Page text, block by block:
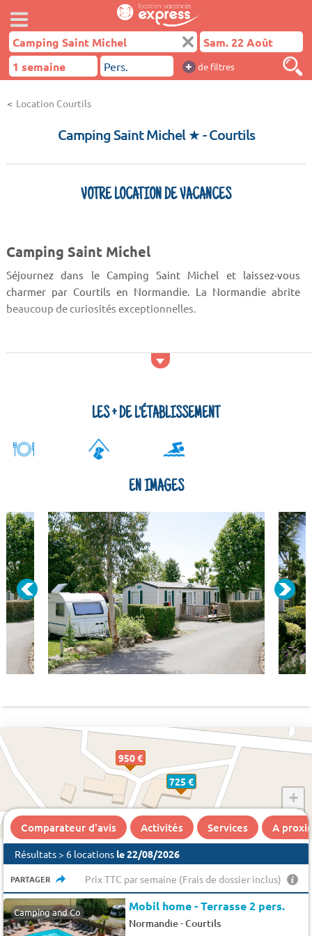
+ de filtres
Location Courtils
Camping Saint Michel ★- Courtils
VOTRE LOCATION DE VACANCES
Camping Saint Michel
Séjournez dans le Camping Saint Michel et laissez-vous
charmer par Courtils en Normandie. La Normandie abrite
beaucoup de curiosités exceptionnelles.
Pour les adeptes du sport, il sera possible de vous adonner au
la nage pourront aller se défouler dans la piscine chauffée. Le
LES + DE L'ÉTABLISSEMENT
EN IMAGES
725 €
950 €
+
−
Comparateur d'avis Activités Services A
Résultats > 6 locations le 22/08/2026
PARTAGER Prix TTC par semaine (Frais de dossier inclus)
Camping and Co Mobil home - Terrasse 2 pers.
Normandie-Courtils